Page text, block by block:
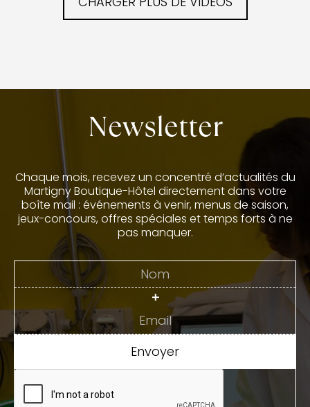
Newsletter
Chaque mois, recevez un concentré d’actualités du
Martigny Boutique-Hôtel directement dans votre
boîte mail : événements à venir, menus de saison,
jeux-concours, offres spéciales et temps forts à ne
pas manquer.
+
Envoyer